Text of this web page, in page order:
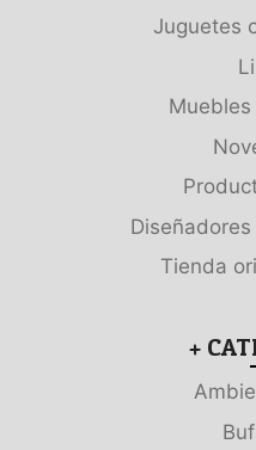
Juguetes
Tienda
+